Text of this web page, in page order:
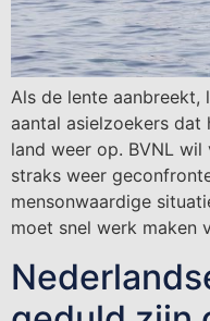
Als de lente
aantal asielzoekers dat
land weer op. BVNL
straks weer
mensonwaardige
moet snel werk maken